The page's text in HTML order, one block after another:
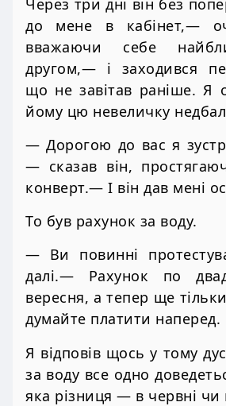
до мене в кабінет,—
вважаючи себе
другом,— і заходився
що не завітав раніше. Я
йому цю невеличку
— Дорогою до вас я
— сказав він,
конверт.— І він дав мені
То був рахунок за воду.
— Ви повинні
далі.— Рахунок по
вересня, а тепер ще
думайте платити наперед.
Я відповів щось у тому
за воду все одно
яка різниця — в червні чи